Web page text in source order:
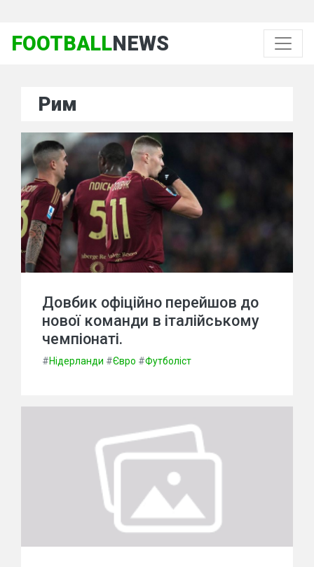
FOOTBALLNEWS
Рим
Довбик офіційно перейшов до
нової команди в італійському
чемпіонаті.
#Нідерланди #Євро #Футболіст